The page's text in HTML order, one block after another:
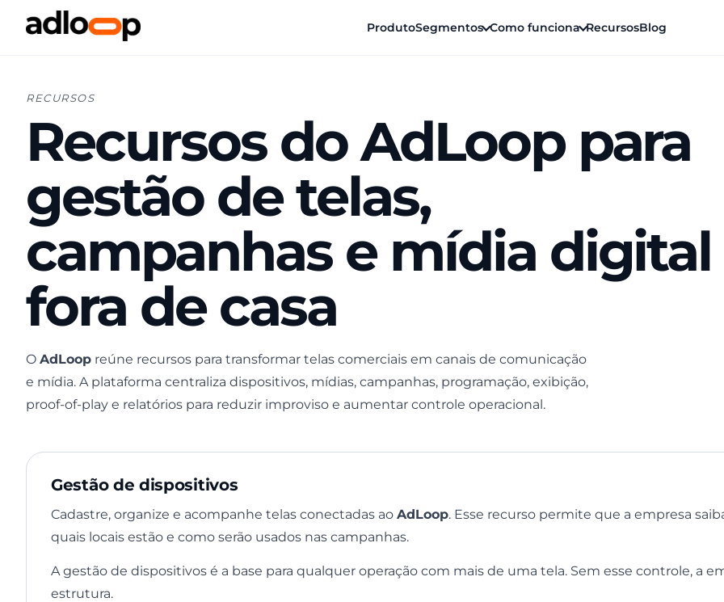
ProdutoSegmentos Como funciona RecursosBlog
RECURSOS
Recursos do AdLoop para
gestão de telas,
campanhas e mídia digital
fora de casa
O AdLoop reúne recursos para transformar telas comerciais em canais de comunicação
e mídia. A plataforma centraliza dispositivos, mídias, campanhas, programação, exibição,
proof-of-play e relatórios para reduzir improviso e aumentar controle operacional.
Gestão de dispositivos
Cadastre, organize e acompanhe telas conectadas ao AdLoop. Esse recurso permite que a empresa
quais locais estão e como serão usados nas campanhas.
A gestão de dispositivos é a base para qualquer operação com mais de uma tela. Sem esse controle, a
estrutura.